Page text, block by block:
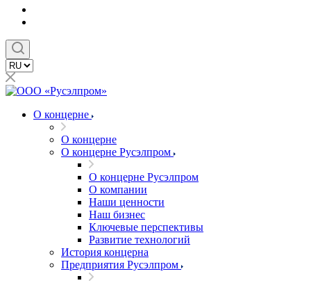
О концерне
О концерне
О концерне Русэлпром
О концерне Русэлпром
О компании
Наши ценности
Наш бизнес
Ключевые перспективы
Развитие технологий
История концерна
Предприятия Русэлпром